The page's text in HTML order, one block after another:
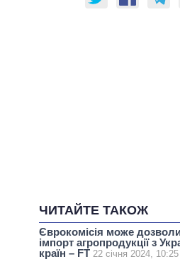
ЧИТАЙТЕ ТАКОЖ
Єврокомісія може
імпорт агропродукції з
країн – FT 22 січня 2024, 10:25